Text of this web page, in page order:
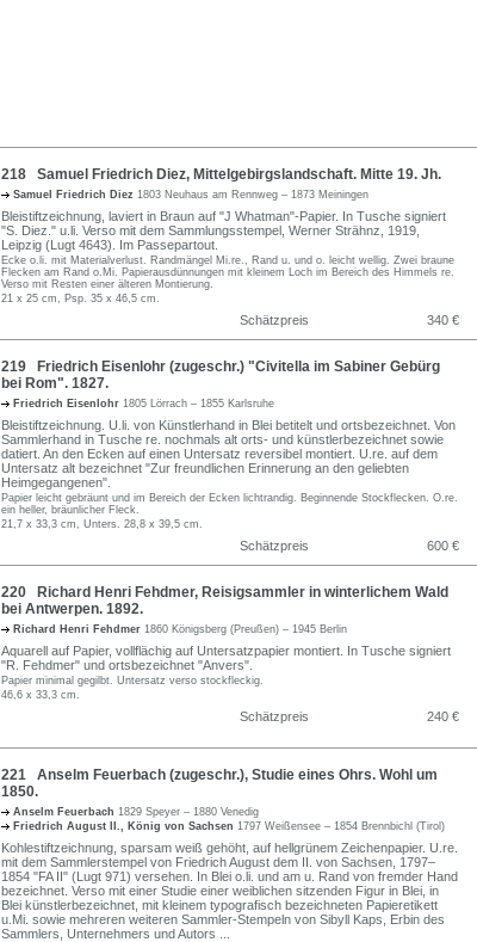
218 Samuel Friedrich Diez, Mittelgebirgslandschaft. Mitte 19. Jh.
Samuel Friedrich Diez 1803 Neuhaus am Rennweg – 1873 Meiningen
Bleistiftzeichnung, laviert in Braun auf "J Whatman"-Papier. In Tusche signiert
"S. Diez." u.li. Verso mit dem Sammlungsstempel, Werner Strähnz, 1919,
Leipzig (Lugt 4643). Im Passepartout.
Ecke o.li. mit Materialverlust. Randmängel Mi.re., Rand u. und o. leicht wellig. Zwei braune
Flecken am Rand o.Mi. Papierausdünnungen mit kleinem Loch im Bereich des Himmels re.
Verso mit Resten einer älteren Montierung.
21 x 25 cm, Psp. 35 x 46,5 cm.
Schätzpreis 340 €
219 Friedrich Eisenlohr (zugeschr.) "Civitella im Sabiner Gebürg
bei Rom". 1827.
Friedrich Eisenlohr 1805 Lörrach – 1855 Karlsruhe
Bleistiftzeichnung. U.li. von Künstlerhand in Blei betitelt und ortsbezeichnet. Von
Sammlerhand in Tusche re. nochmals alt orts- und künstlerbezeichnet sowie
datiert. An den Ecken auf einen Untersatz reversibel montiert. U.re. auf dem
Untersatz alt bezeichnet "Zur freundlichen Erinnerung an den geliebten
Heimgegangenen".
Papier leicht gebräunt und im Bereich der Ecken lichtrandig. Beginnende Stockflecken. O.re.
ein heller, bräunlicher Fleck.
21,7 x 33,3 cm, Unters. 28,8 x 39,5 cm.
Schätzpreis 600 €
220 Richard Henri Fehdmer, Reisigsammler in winterlichem Wald
bei Antwerpen. 1892.
Richard Henri Fehdmer 1860 Königsberg (Preußen) – 1945 Berlin
Aquarell auf Papier, vollflächig auf Untersatzpapier montiert. In Tusche signiert
"R. Fehdmer" und ortsbezeichnet "Anvers".
Papier minimal gegilbt. Untersatz verso stockfleckig.
46,6 x 33,3 cm.
Schätzpreis 240 €
221 Anselm Feuerbach (zugeschr.), Studie eines Ohrs. Wohl um
1850.
Anselm Feuerbach 1829 Speyer – 1880 Venedig
Friedrich August II., König von Sachsen 1797 Weißensee – 1854 Brennbichl (Tirol)
Kohlestiftzeichnung, sparsam weiß gehöht, auf hellgrünem Zeichenpapier. U.re.
mit dem Sammlerstempel von Friedrich August dem II. von Sachsen, 1797–
1854 "FA II" (Lugt 971) versehen. In Blei o.li. und am u. Rand von fremder Hand
bezeichnet. Verso mit einer Studie einer weiblichen sitzenden Figur in Blei, in
Blei künstlerbezeichnet, mit kleinem typografisch bezeichneten Papieretikett
u.Mi. sowie mehreren weiteren Sammler-Stempeln von Sibyll Kaps, Erbin des
Sammlers, Unternehmers und Autors